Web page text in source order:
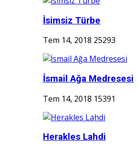
İsimsiz Türbe
Tem 14, 2018 25293
İsmail Ağa Medresesi
Tem 14, 2018 15391
Herakles Lahdi